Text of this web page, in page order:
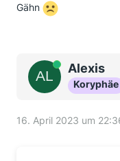
Gähn
Online Alexis
Koryphäe
16. April 2023 um